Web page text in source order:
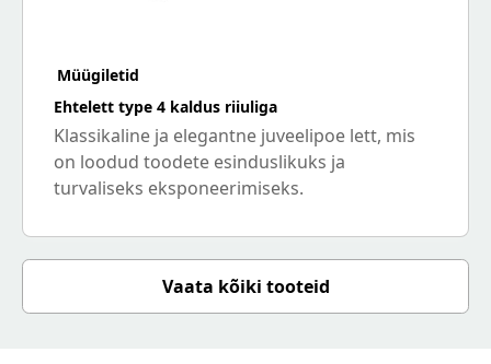
Müügiletid
Ehtelett type 4 kaldus riiuliga
Klassikaline ja elegantne juveelipoe lett, mis
on loodud toodete esinduslikuks ja
turvaliseks eksponeerimiseks.
Vaata kõiki tooteid